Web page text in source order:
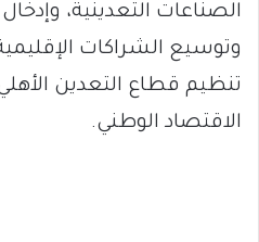
الصناعات التعدينية، وإدخال
وتوسيع الشراكات
تنظيم قطاع التعدين
الاقتصاد الوطني.